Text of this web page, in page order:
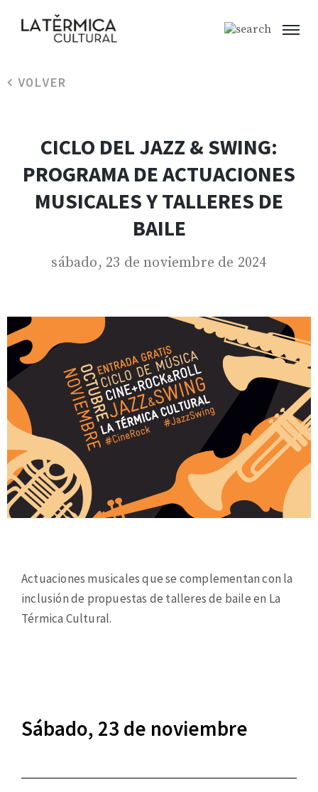
VOLVER
CICLO DEL JAZZ & SWING:
PROGRAMA DE ACTUACIONES
MUSICALES Y TALLERES DE
BAILE
sábado, 23 de noviembre de 2024
Actuaciones musicales que se complementan con la
inclusión de propuestas de talleres de baile en La
Térmica Cultural.
Sábado, 23 de noviembre